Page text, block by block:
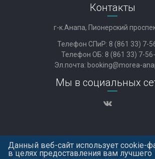
Контакты
г-к.Анапа, Пионерский
Телефон СПиР: 8 (861 33) 7-
Телефон ОБ: 8 (861 33) 7-
Эл.почта: booking@morea-
Мы в социальных
© 2021-2026, Официальный сайт Отеля «MOREA
Данный веб-сайт использует cookie-
в целях предоставления вам лучшего